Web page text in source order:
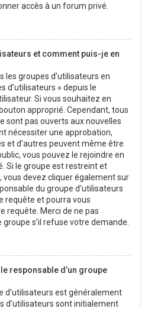
accès à un forum privé.
et comment puis-je en
les groupes d’utilisateurs en
d’utilisateurs » depuis le
Si vous souhaitez en
approprié. Cependant, tous
sont pas ouverts aux nouvelles
nécessiter une approbation,
et d’autres peuvent même être
vous pouvez le rejoindre en
Si le groupe est restreint et
devez cliquer également sur
du groupe d’utilisateurs
requête et pourra vous
requête. Merci de ne pas
s’il refuse votre demande.
responsable d’un groupe
d’utilisateurs est généralement
d’utilisateurs sont initialement